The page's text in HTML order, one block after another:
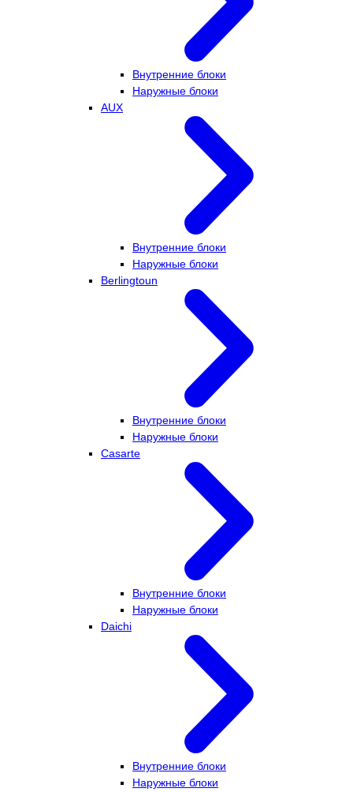
Внутренние блоки
Наружные блоки
AUX
Внутренние блоки
Наружные блоки
Berlingtoun
Внутренние блоки
Наружные блоки
Casarte
Внутренние блоки
Наружные блоки
Daichi
Внутренние блоки
Наружные блоки